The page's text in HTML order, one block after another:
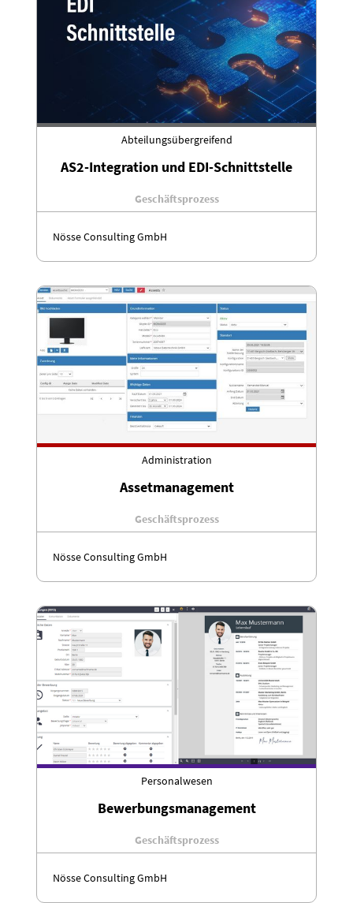
Abteilungsübergreifend
AS2-Integration und EDI-Schnittstelle
Geschäftsprozess
Nösse Consulting GmbH
Administration
Assetmanagement
Geschäftsprozess
Nösse Consulting GmbH
Personalwesen
Bewerbungsmanagement
Geschäftsprozess
Nösse Consulting GmbH